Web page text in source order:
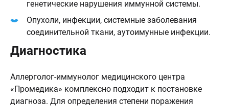
генетические нарушения иммунной системы.
Опухоли, инфекции, системные заболевания
соединительной ткани, аутоимунные инфекции.
Диагностика
Аллерголог-иммунолог медицинского центра
«Промедика» комплексно подходит к постановке
диагноза. Для определения степени поражения